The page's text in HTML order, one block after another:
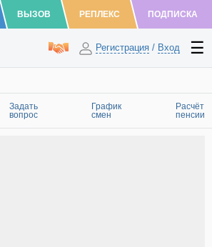
ВЫЗОВ РЕПЛЕКС ПОДПИСКА
Регистрация / Вход
Задать
вопрос
График
смен
Расчёт
пенсии